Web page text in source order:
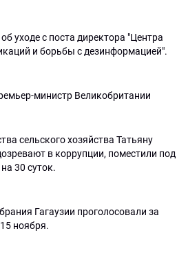
уходе с поста директора "Центра
и борьбы с дезинформацией".
министр Великобритании
сельского хозяйства Татьяну
в коррупции, поместили под
30 суток.
Гагаузии проголосовали за
ноября.